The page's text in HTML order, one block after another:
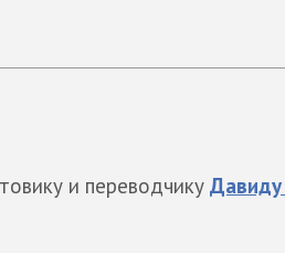
и переводчику